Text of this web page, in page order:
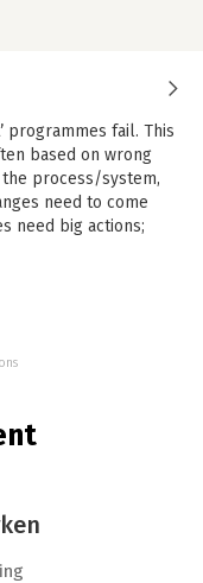
programmes fail. This
based on wrong
the process/system,
need to come
need big actions;
different framework
the right language
behaviours (all
the creation of
in